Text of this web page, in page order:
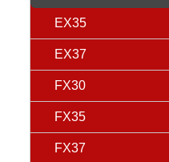
EX35
EX37
FX30
FX35
FX37